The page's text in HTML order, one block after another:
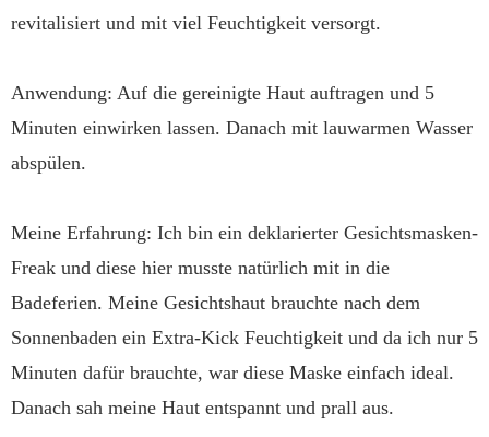
revitalisiert und mit viel Feuchtigkeit versorgt.
Anwendung: Auf die gereinigte Haut auftragen und 5
Minuten einwirken lassen. Danach mit lauwarmen Wasser
abspülen.
Meine Erfahrung: Ich bin ein deklarierter Gesichtsmasken-
Freak und diese hier musste natürlich mit in die
Badeferien. Meine Gesichtshaut brauchte nach dem
Sonnenbaden ein Extra-Kick Feuchtigkeit und da ich nur 5
Minuten dafür brauchte, war diese Maske einfach ideal.
Danach sah meine Haut entspannt und prall aus.